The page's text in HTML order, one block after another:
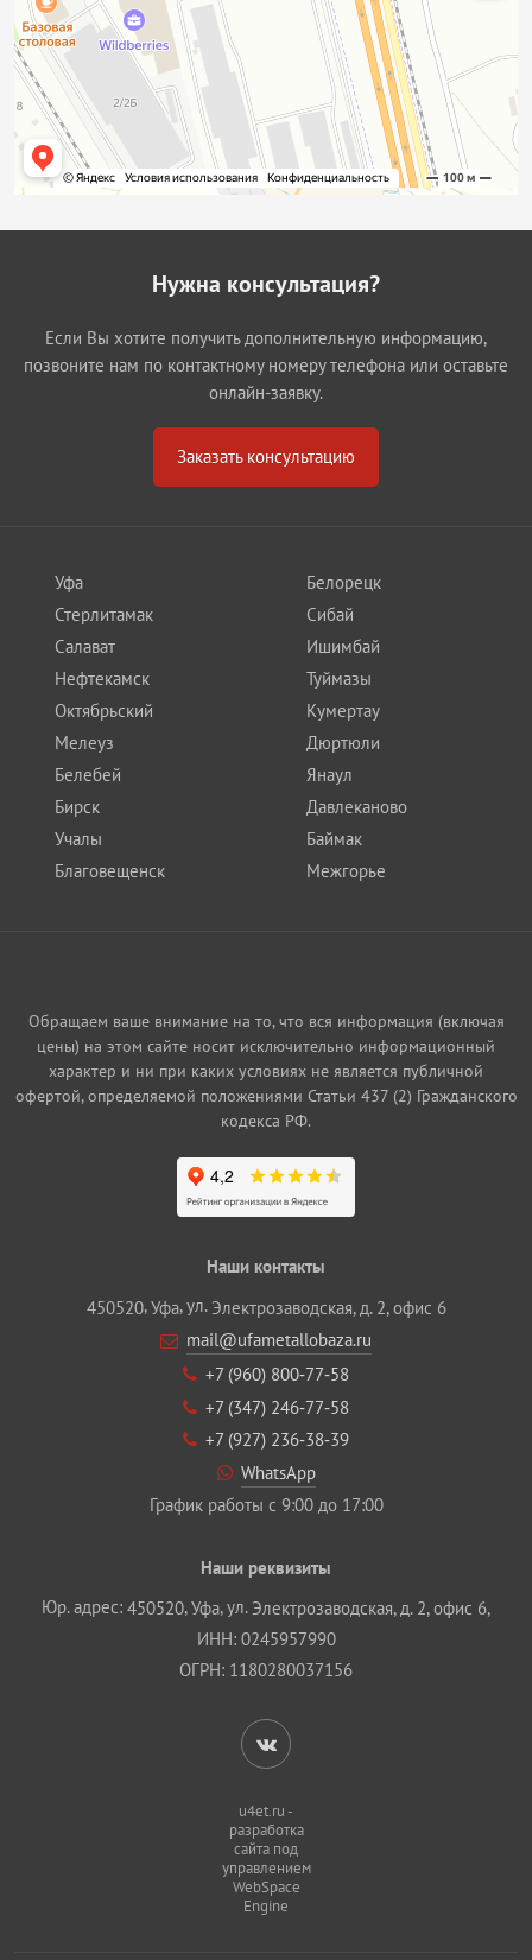
Нужна консультация?
Если Вы хотите получить дополнительную информацию,
позвоните нам по контактному номеру телефона или оставьте
онлайн-заявку.
Заказать консультацию
Уфа
Стерлитамак
Салават
Нефтекамск
Октябрьский
Белорецк
Сибай
Ишимбай
Туймазы
Кумертау
Мелеуз
Белебей
Бирск
Учалы
Благовещенск
Дюртюли
Янаул
Давлеканово
Баймак
Межгорье
Обращаем ваше внимание на то, что вся информация (включая
цены) на этом сайте носит исключительно информационный
характер и ни при каких условиях не является публичной
офертой, определяемой положениями Статьи 437 (2) Гражданского
кодекса РФ.
Наши контакты
450520,Уфа, ул. Электрозаводская, д. 2, офис 6
mail@ufametallobaza.ru
+7 (960) 800‐77‐58
+7 (347) 246‐77‐58
+7 (927) 236‐38‐39
WhatsApp
График работы с 9:00 до 17:00
Наши реквизиты
Юр. адрес: 450520,Уфа, ул. Электрозаводская, д. 2, офис 6,
ИНН: 0245957990
ОГРН: 1180280037156
u4et.ru -
разработка
сайта под
управлением
WebSpace
Engine